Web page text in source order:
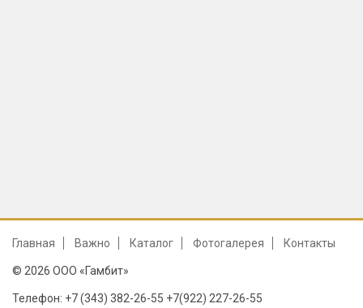
Главная Важно Каталог Фотогалерея Контакты
© 2026 ООО «Гамбит»
Телефон: +7 (343) 382-26-55 +7(922) 227-26-55